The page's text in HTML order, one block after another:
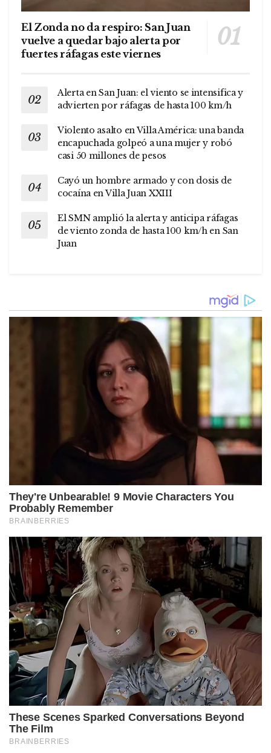
El Zonda no da respiro: San Juan
vuelve a quedar bajo alerta por
fuertes ráfagas este viernes
Alerta en San Juan: el viento se intensifica y
advierten por ráfagas de hasta 100 km/h
Violento asalto en Villa América: una banda
encapuchada golpeó a una mujer y robó
casi 50 millones de pesos
Cayó un hombre armado y con dosis de
cocaína en Villa Juan XXIII
El SMN amplió la alerta y anticipa ráfagas
de viento zonda de hasta 100 km/h en San
Juan